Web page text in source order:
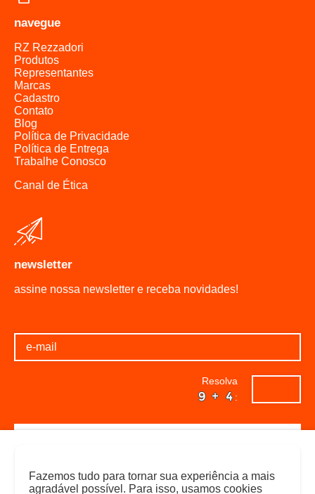
navegue
RZ Rezzadori
Produtos
Representantes
Marcas
Cadastro
Contato
Blog
Política de Privacidade
Política de Entrega
Trabalhe Conosco
Canal de Ética
newsletter
assine nossa newsletter e receba novidades!
Resolva
:
Fazemos tudo para tornar sua experiência a mais
agradável possível. Para isso, usamos cookies